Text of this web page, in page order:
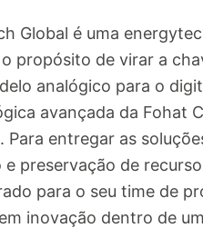
Global é uma
propósito de virar a
analógico para o
avançada da Fohat
Para entregar as
preservação de
para o seu time de
inovação dentro de